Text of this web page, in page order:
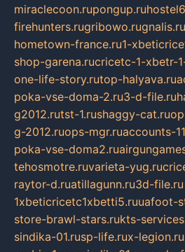
miraclecoon.rupongup.ru
firehunters.rugribowo.rugnalis.ru
hometown-france.ru1-
shop-garena.rucricetc-1-xbetr-
one-life-story.rutop-halyava.ru
poka-vse-doma-2.ru3-d-file.ru
g2012.rutst-1.rushaggy-cat.ru
g-2012.ruops-mgr.ruaccounts-
poka-vse-doma2.ru
tehosmotre.ruvarieta-yug.ru
raytor-d.ruatillagunn.ru3d-file.ru
1xbeticricetc1xbetti5.ruuafoot-
store-brawl-stars.rukts-
sindika-01.rusp-life.rux-legion.ru